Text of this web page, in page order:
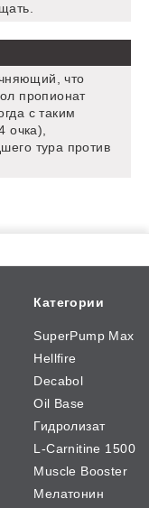
что
пропионат
с таким
очка),
тура против
Категории
SuperPump Max
Hellfire
Decabol
Oil Base
Гидролизат
L-Carnitine 1500
Muscle Booster
Мелатонин